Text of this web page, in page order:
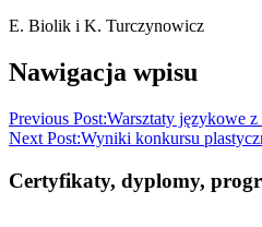
E. Biolik i K. Turczynowicz
Nawigacja wpisu
Previous Post:Warsztaty językowe
Next Post:Wyniki konkursu
Certyfikaty, dyplomy,